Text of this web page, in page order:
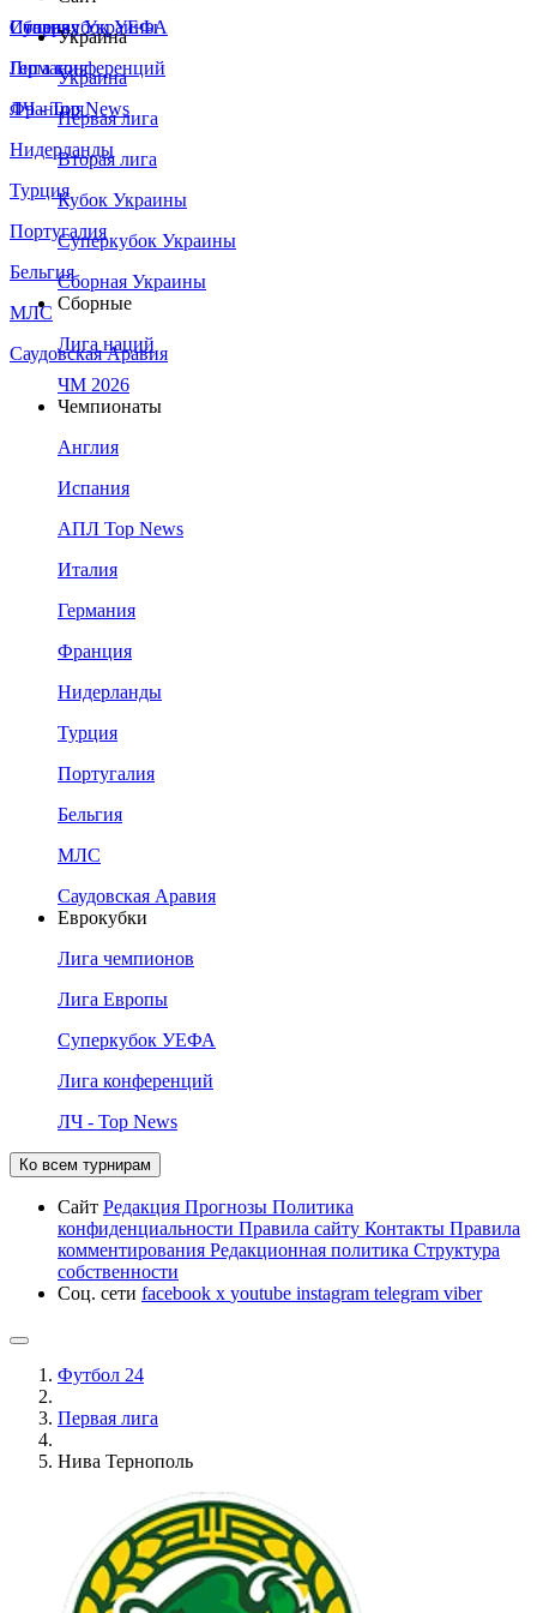
Сборная Украины
Италия
Германия
Франция
Нидерланды
Турция
Португалия
Бельгия
МЛС
Саудовская Аравия
Суперкубок УЕФА
Лига конференций
ЛЧ - Top News
Украина
Украина
Первая лига
Вторая лига
Кубок Украины
Суперкубок Украины
Сборная Украины
Сборные
Лига наций
ЧМ 2026
Чемпионаты
Англия
Испания
АПЛ Top News
Италия
Германия
Франция
Нидерланды
Турция
Португалия
Бельгия
МЛС
Саудовская Аравия
Еврокубки
Лига чемпионов
Лига Европы
Суперкубок УЕФА
Лига конференций
ЛЧ - Top News
Ко всем турнирам
Сайт Редакция Прогнозы Политика
конфиденциальности Правила сайту Контакты Правила
комментирования Редакционная политика Структура
собственности
Соц. сети facebook x youtube instagram telegram viber
Футбол 24
Первая лига
Нива Тернополь